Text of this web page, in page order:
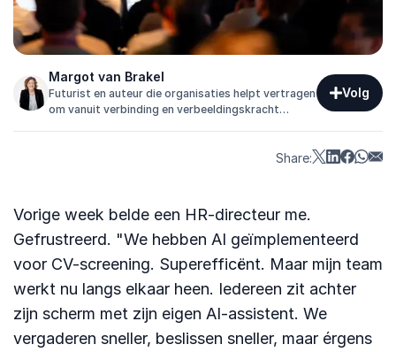
Margot van Brakel
Futurist en auteur die organisaties helpt vertragen
om vanuit verbinding en verbeeldingskracht
Volg
Share:
Vorige week belde een HR-directeur me.
Gefrustreerd. "We hebben AI geïmplementeerd
voor CV-screening. Superefficënt. Maar mijn team
werkt nu langs elkaar heen. Iedereen zit achter
zijn scherm met zijn eigen AI-assistent. We
vergaderen sneller, beslissen sneller, maar érgens